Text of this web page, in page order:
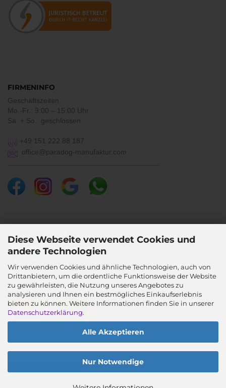
Diese Webseite verwendet Cookies und
andere Technologien
Wir verwenden Cookies und ähnliche Technologien, auch von
Drittanbietern, um die ordentliche Funktionsweise der Website
zu gewährleisten, die Nutzung unseres Angebotes zu
analysieren und Ihnen ein bestmögliches Einkaufserlebnis
bieten zu können. Weitere Informationen finden Sie in unserer
Datenschutzerklärung.
Alle Akzeptieren
Nur Notwendige
FIRMENINFO
Geschäftszeiten
Mo.-Fr.: 9:00 – 15:00 Uhr
Sa. + So.: geschlossen
+49 151 222 88 187
office@paradog-manufaktur.com
SICHER BEZAHLEN
SICHER VERSENDEN
(4.99 / 5)